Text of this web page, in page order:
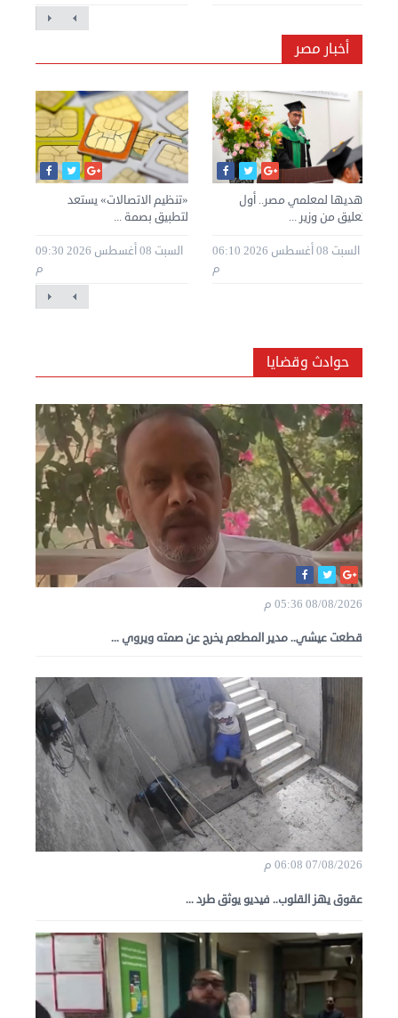
أخبار مصر
«تنظيم الاتصالات» يستعد
لتطبيق بصمة ...
السبت 08 أغسطس 2026 09:30
م
أهديها لمعلمي مصر.. أول
تعليق من وزير ...
السبت 08 أغسطس 2026 06:10
م
حوادث وقضايا
08/08/2026 05:36 م
قطعت عيشي.. مدير المطعم يخرج عن صمته ويروي ...
07/08/2026 06:08 م
عقوق يهز القلوب.. فيديو يوثق طرد ...